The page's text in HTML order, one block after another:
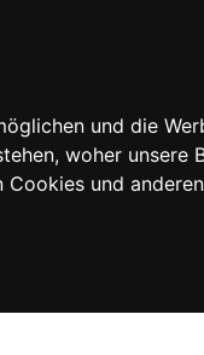
und die
woher unsere
und